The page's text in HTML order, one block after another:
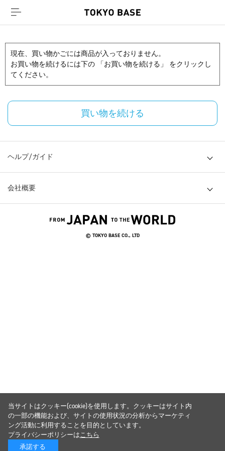
現在、買い物かごには商品が入っておりません。
お買い物を続けるには下の 「お買い物を続ける」 をクリックし
てください。
買い物を続ける
ヘルプ/ガイド
会社概要
© TOKYO BASE CO., LTD
当サイトはクッキー(cookie)を使用します。クッキーはサイト内
の一部の機能および、サイトの使用状況の分析からマーケティ
ング活動に利用することを目的としています。
プライバシーポリシーはこちら
承諾する